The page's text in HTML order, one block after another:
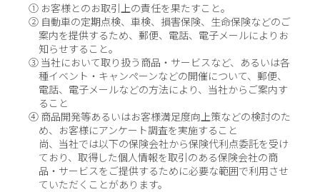
① お客様とのお取引上の責任を果たすこと。
② 自動車の定期点検、車検、損害保険、生命保険などのご
案内を提供するため、郵便、電話、電子メールによりお
知らせすること。
③ 当社において取り扱う商品・サービスなど、あるいは各
種イベント・キャンペーンなどの開催について、郵便、
電話、電子メールなどの方法により、当社からご案内す
ること
④ 商品開発等あるいはお客様満足度向上策などの検討のた
め、お客様にアンケート調査を実施すること
尚、当社では以下の保険会社から保険代利点委託を受け
ており、取得した個人情報を取引のある保険会社の商
品・サービスをご提供するために必要な範囲で利用させ
ていただくことがあります。